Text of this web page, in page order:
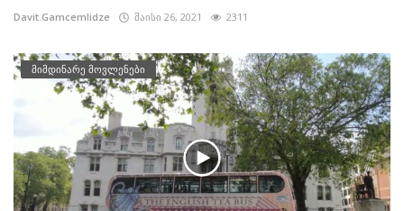
Davit.Gamcemlidze მაისი 26, 2021 2311
მიმდინარე მოვლენები